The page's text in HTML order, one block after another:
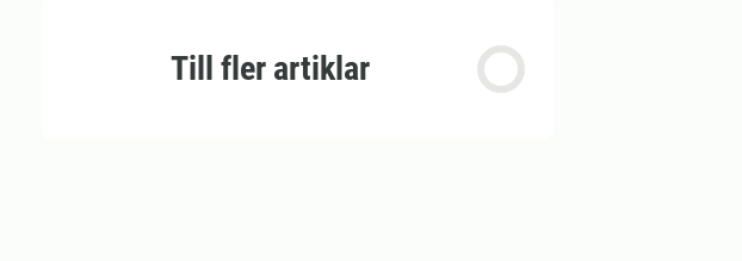
Till fler artiklar